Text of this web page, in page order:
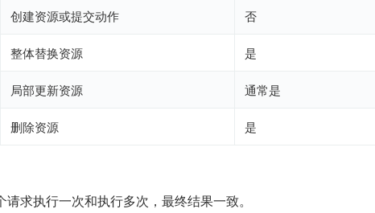
创建资源或提交动作 否
整体替换资源 是
局部更新资源 通常是
删除资源 是
求执行一次和执行多次，最终结果一致。